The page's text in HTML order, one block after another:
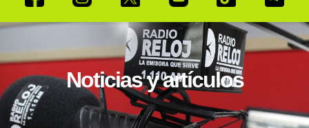
Noticias y artículos